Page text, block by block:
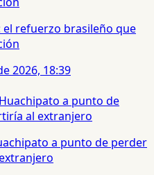
el refuerzo brasileño que
2026, 18:39
a punto de perder